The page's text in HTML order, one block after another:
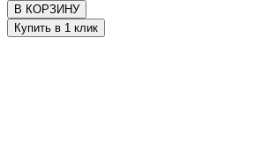
В КОРЗИНУ
Купить в 1 клик